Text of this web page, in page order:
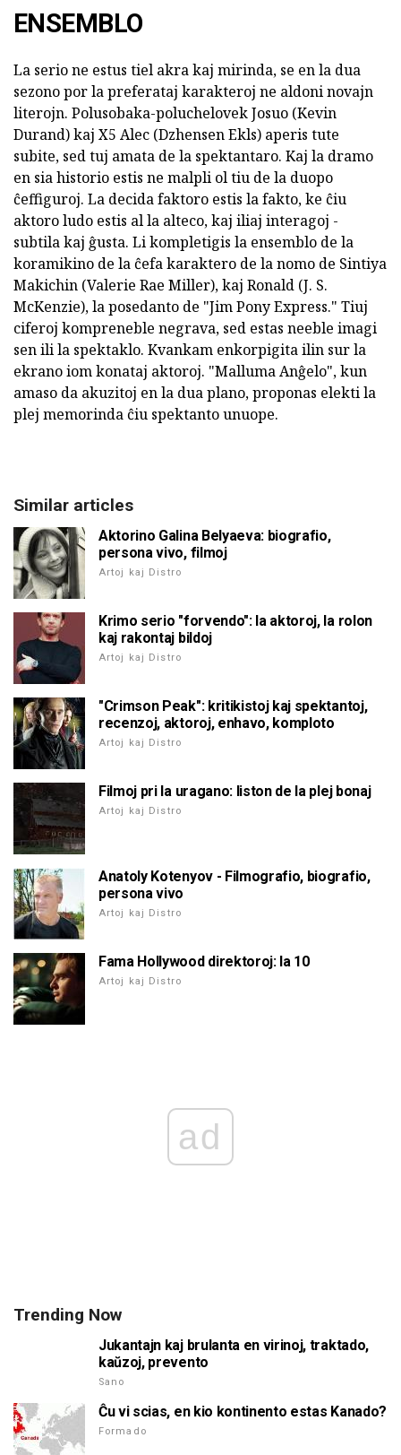
ENSEMBLO
La serio ne estus tiel akra kaj mirinda, se en la dua
sezono por la preferataj karakteroj ne aldoni novajn
literojn. Polusobaka-poluchelovek Josuo (Kevin
Durand) kaj X5 Alec (Dzhensen Ekls) aperis tute
subite, sed tuj amata de la spektantaro. Kaj la dramo
en sia historio estis ne malpli ol tiu de la duopo
ĉeffiguroj. La decida faktoro estis la fakto, ke ĉiu
aktoro ludo estis al la alteco, kaj iliaj interagoj -
subtila kaj ĝusta. Li kompletigis la ensemblo de la
koramikino de la ĉefa karaktero de la nomo de Sintiya
Makichin (Valerie Rae Miller), kaj Ronald (J. S.
McKenzie), la posedanto de "Jim Pony Express." Tiuj
ciferoj kompreneble negrava, sed estas neeble imagi
sen ili la spektaklo. Kvankam enkorpigita ilin sur la
ekrano iom konataj aktoroj. "Malluma Anĝelo", kun
amaso da akuzitoj en la dua plano, proponas elekti la
plej memorinda ĉiu spektanto unuope.
Similar articles
Aktorino Galina Belyaeva: biografio,
persona vivo, filmoj
Artoj kaj Distro
Krimo serio "forvendo": la aktoroj, la rolon
kaj rakontaj bildoj
Artoj kaj Distro
"Crimson Peak": kritikistoj kaj spektantoj,
recenzoj, aktoroj, enhavo, komploto
Artoj kaj Distro
Filmoj pri la uragano: liston de la plej bonaj
Artoj kaj Distro
Anatoly Kotenyov - Filmografio, biografio,
persona vivo
Artoj kaj Distro
Fama Hollywood direktoroj: la 10
Artoj kaj Distro
ad
Trending Now
Jukantajn kaj brulanta en virinoj, traktado,
kaŭzoj, prevento
Sano
Ĉu vi scias, en kio kontinento estas Kanado?
Formado